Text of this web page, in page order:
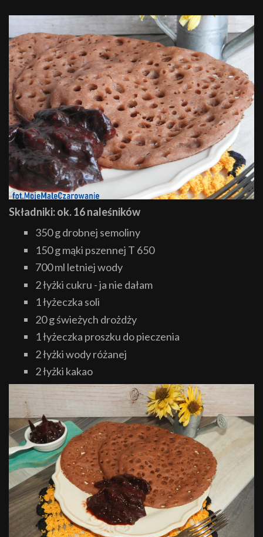
Składniki: ok. 16 naleśników
350 g drobnej semoliny
150 g mąki pszennej T 650
700 ml letniej wody
2 łyżki cukru - ja nie dałam
1 łyżeczka soli
20 g świeżych drożdży
1 łyżeczka proszku do pieczenia
2 łyżki wody różanej
2 łyżki kakao